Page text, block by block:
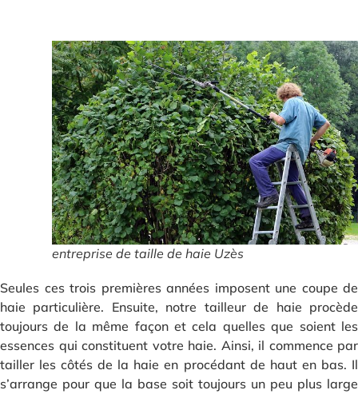
entreprise de taille de haie Uzès
Seules ces trois premières années imposent une coupe de
haie particulière. Ensuite, notre tailleur de haie procède
toujours de la même façon et cela quelles que soient les
essences qui constituent votre haie. Ainsi, il commence par
tailler les côtés de la haie en procédant de haut en bas. Il
s’arrange pour que la base soit toujours un peu plus large